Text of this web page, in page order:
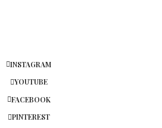
INSTAGRAM
YOUTUBE
FACEBOOK
PINTEREST